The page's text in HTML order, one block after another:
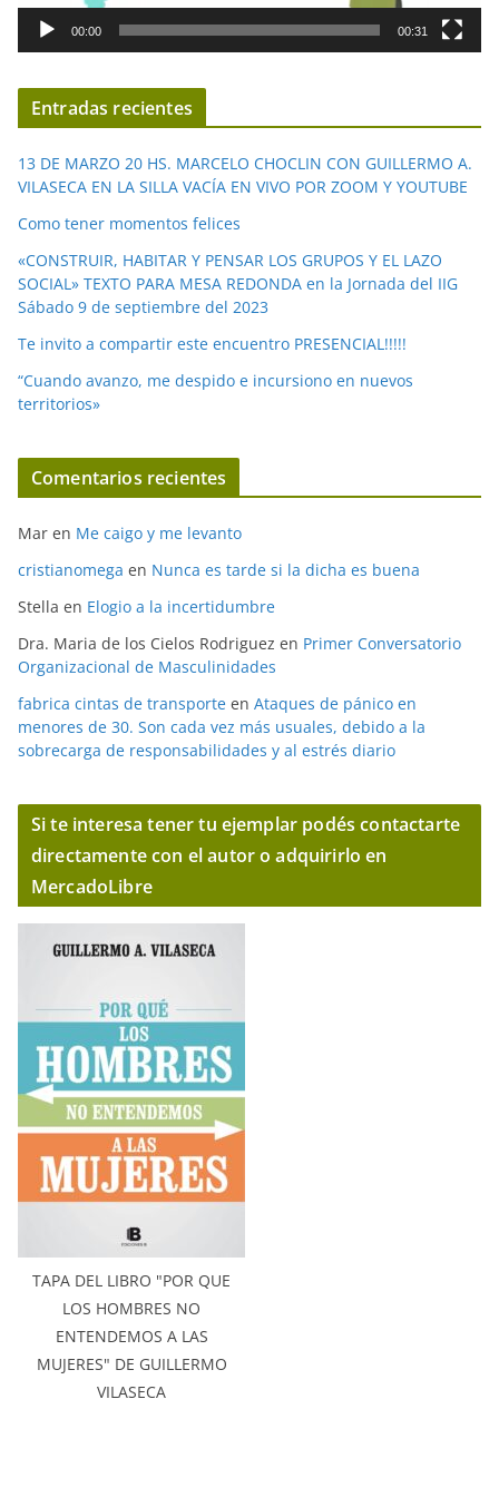
d
í
d
o
00:00 00:31
Entradas recientes
13 DE MARZO 20 HS. MARCELO CHOCLIN CON GUILLERMO A.
VILASECA EN LA SILLA VACÍA EN VIVO POR ZOOM Y YOUTUBE
Como tener momentos felices
«CONSTRUIR, HABITAR Y PENSAR LOS GRUPOS Y EL LAZO
SOCIAL» TEXTO PARA MESA REDONDA en la Jornada del IIG
Sábado 9 de septiembre del 2023
Te invito a compartir este encuentro PRESENCIAL!!!!!
“Cuando avanzo, me despido e incursiono en nuevos
territorios»
Comentarios recientes
Mar en Me caigo y me levanto
cristianomega en Nunca es tarde si la dicha es buena
Stella en Elogio a la incertidumbre
Dra. Maria de los Cielos Rodriguez en Primer Conversatorio
Organizacional de Masculinidades
fabrica cintas de transporte en Ataques de pánico en
menores de 30. Son cada vez más usuales, debido a la
sobrecarga de responsabilidades y al estrés diario
Si te interesa tener tu ejemplar podés contactarte
directamente con el autor o adquirirlo en
MercadoLibre
TAPA DEL LIBRO "POR QUE
LOS HOMBRES NO
ENTENDEMOS A LAS
MUJERES" DE GUILLERMO
VILASECA